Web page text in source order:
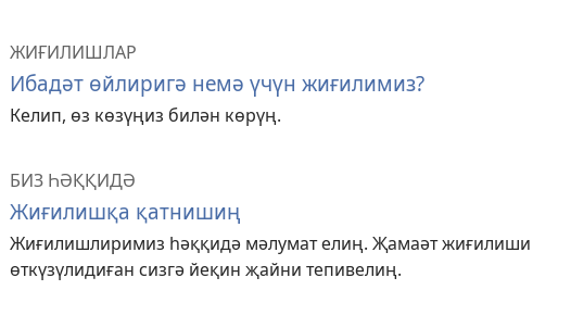
ЖИҒИЛИШЛАР
Ибадәт өйлиригә немә үчүн жиғилимиз?
Келип, өз көзүңиз билән көрүң.
БИЗ ҺӘҚҚИДӘ
Жиғилишқа қатнишиң
Жиғилишлиримиз һәққидә мәлумат елиң. Җамаәт жиғилиши
өткүзүлидиған сизгә йеқин җайни тепивелиң.